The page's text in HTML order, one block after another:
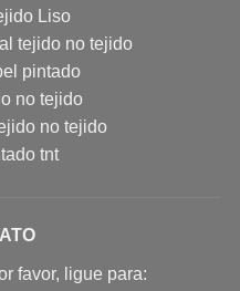
Liso
tejido no tejido
pintado
no tejido
no tejido
tnt
favor, ligue para: